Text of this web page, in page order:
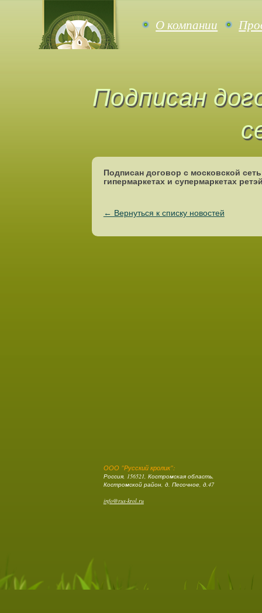
О компании
Подписан
Подписан договор с московской
гипермаркетах и супермаркетах
← Вернуться к списку новостей
ООО "Русский кролик":
Россия, 156521, Костромская область,
Костромской район, д. Песочное, д.47
info@rus-krol.ru